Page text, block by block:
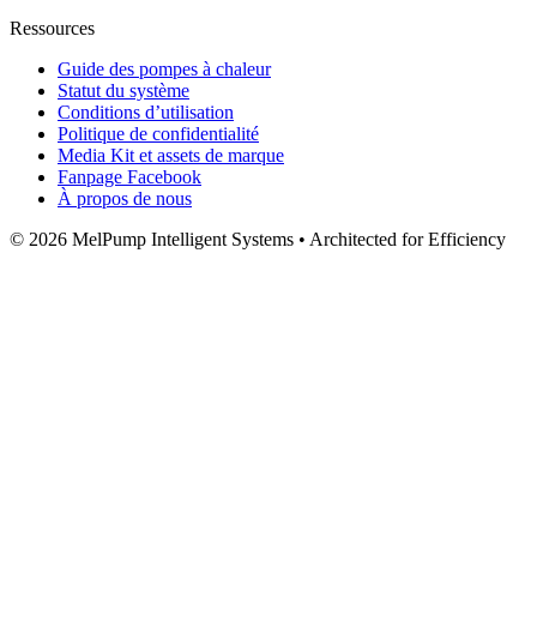
Ressources
Guide des pompes à chaleur
Statut du système
Conditions d’utilisation
Politique de confidentialité
Media Kit et assets de marque
Fanpage Facebook
À propos de nous
© 2026 MelPump Intelligent Systems • Architected for Efficiency